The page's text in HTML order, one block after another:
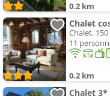
0.2 km
Chalet, 150
11
0.2 km